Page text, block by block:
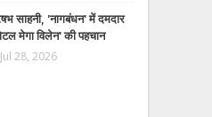
साहनी, 'नागबंधन' में दमदार
मेगा विलेन' की पहचान
Jul 28, 2026